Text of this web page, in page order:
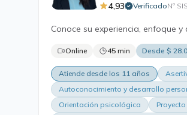
4,93
VerificadoNº
Conoce su experiencia, enfoque
Online 45 min Desde $
Atiende desde los 11 años
Autoconocimiento y desarrollo
Orientación psicológica